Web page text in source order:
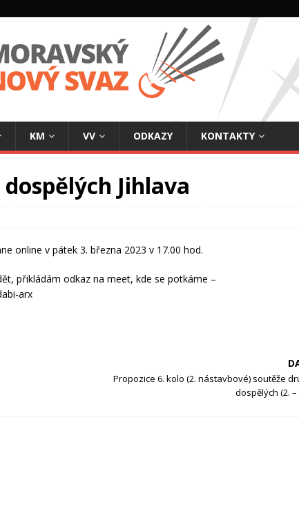
KM VV ODKAZY KONTAKTY
dospělých Jihlava
online v pátek 3. března 2023 v 17.00 hod.
přikládám odkaz na meet, kde se potkáme –
arx
Propozice 6. kolo (2. nástavbové) soutěže
dospělých (2. –